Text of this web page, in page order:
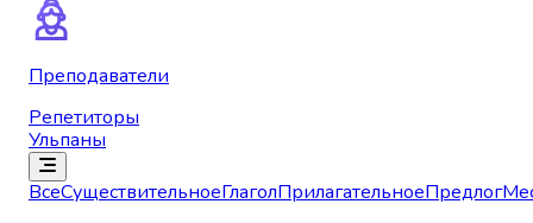
Преподаватели
Репетиторы
Ульпаны
ВсеСуществительноеГлаголПрилагательноеПредлог